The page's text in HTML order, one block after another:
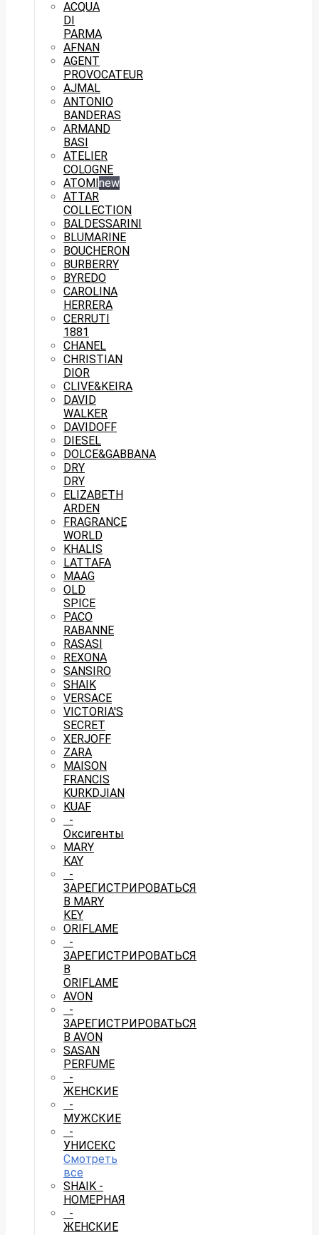
ACQUA
DI
PARMA
AFNAN
AGENT
PROVOCATEUR
AJMAL
ANTONIO
BANDERAS
ARMAND
BASI
ATELIER
COLOGNE
ATOMI new
ATTAR
COLLECTION
BALDESSARINI
BLUMARINE
BOUCHERON
BURBERRY
BYREDO
CAROLINA
HERRERA
CERRUTI
1881
CHANEL
CHRISTIAN
DIOR
CLIVE&KEIRA
DAVID
WALKER
DAVIDOFF
DIESEL
DOLCE&GABBANA
DRY
DRY
ELIZABETH
ARDEN
FRAGRANCE
WORLD
KHALIS
LATTAFA
MAAG
OLD
SPICE
PACO
RABANNE
RASASI
REXONA
SANSIRO
SHAIK
VERSACE
VICTORIA'S
SECRET
XERJOFF
ZARA
MAISON
FRANCIS
KURKDJIAN
KUAF
-
Оксигенты
MARY
KAY
-
ЗАРЕГИСТРИРОВАТЬСЯ
В MARY
KEY
ORIFLAME
-
ЗАРЕГИСТРИРОВАТЬСЯ
В
ORIFLAME
AVON
-
ЗАРЕГИСТРИРОВАТЬСЯ
В AVON
SASAN
PERFUME
-
ЖЕНСКИЕ
-
МУЖСКИЕ
-
УНИСЕКС
Смотреть
все
SHAIK -
НОМЕРНАЯ
-
ЖЕНСКИЕ